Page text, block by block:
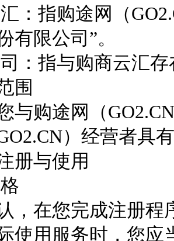
：指购途网（
有限公司”。
：指与购商云汇
围
与购途网（
）经营者具
册与使用
，在您完成注册程
使用服务时，您